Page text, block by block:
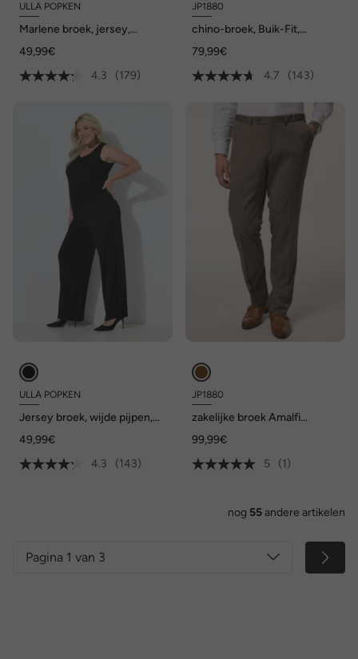
ULLA POPKEN
Marlene broek, jersey,
maat 66/68
49,99€
4.3
(179)
JP1880
chino-broek, Buik-Fit,
79,99€
4.7
(143)
ULLA POPKEN
Jersey broek, wijde pijpen,
maat 66/68
49,99€
4.3
(143)
JP1880
zakelijke broek Amalfi
en match Amalfi, tot maat
99,99€
5
(1)
nog 55andere artikelen
Pagina 1 van 3